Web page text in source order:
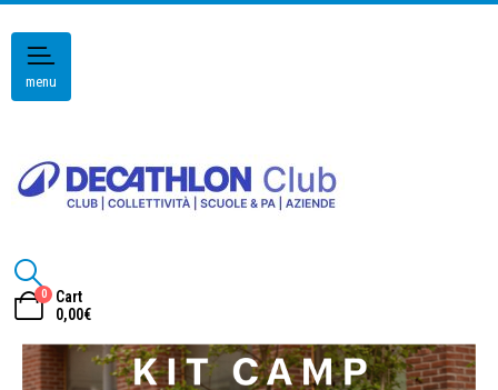
menu
0
Cart
0,00€